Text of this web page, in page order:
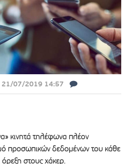
21/07/2019 14:57
κινητά τηλέφωνα πλέον
προσωπικών δεδομένων του κάθε
όρεξη στους χάκερ.